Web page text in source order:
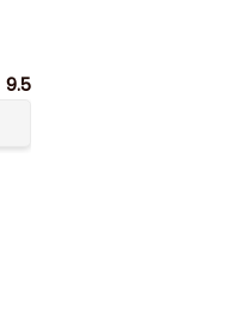
9.5